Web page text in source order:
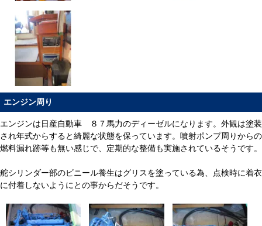
エンジン周り
エンジンは日産自動車 ８７馬力のディーゼルになります。外観は塗装
され年式からすると綺麗な状態を保っています。噴射ポンプ周りからの
燃料漏れ跡等も無い感じで、定期的な整備も実施されているそうです。
舵シリンダー部のビニール養生はグリスを塗っている為、点検時に着衣
に付着しないようにとの事からだそうです。